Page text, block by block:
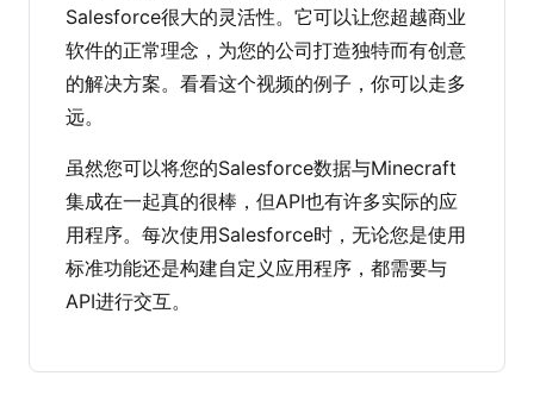
Salesforce很大的灵活性。它可以让您超越商业
软件的正常理念，为您的公司打造独特而有创意
的解决方案。看看这个视频的例子，你可以走多
远。
虽然您可以将您的Salesforce数据与Minecraft
集成在一起真的很棒，但API也有许多实际的应
用程序。每次使用Salesforce时，无论您是使用
标准功能还是构建自定义应用程序，都需要与
API进行交互。